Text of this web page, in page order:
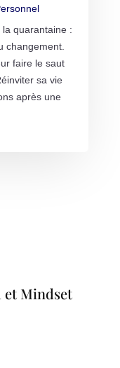
quarantaine :
changement.
faire le saut
sa vie
après une
et Mindset